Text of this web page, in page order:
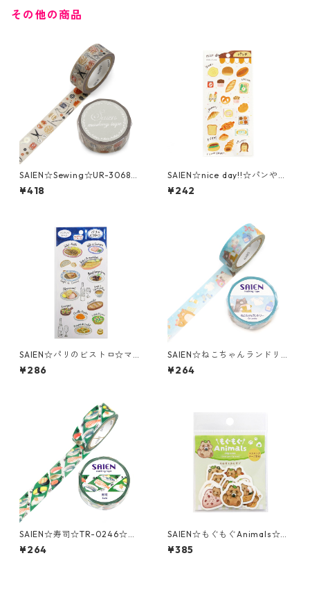
その他の商品
SAIEN☆Sewing☆UR-3068☆
銀箔☆マスキングテープ
¥418
SAIEN☆nice day!!☆パンや☆
Tomatomayu☆マスキングシ
ール☆(J270)
¥242
SAIEN☆パリのビストロ☆マス
キングシール☆(J283)
¥286
SAIEN☆ねこちゃんランドリー
☆UR-0281☆マスキングテー
プ
¥264
SAIEN☆寿司☆TR-0246☆マ
スキングテープ
¥264
SAIEN☆もぐもぐAnimals☆た
ぬきとおむすび☆フレークシ
ール☆Y-0032
¥385